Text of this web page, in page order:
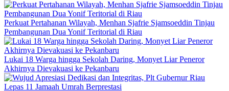
Perkuat Pertahanan Wilayah, Menhan Sjafrie Sjamsoeddin Tinjau
Pembangunan Dua Yonif Teritorial di Riau
Lukai 18 Warga hingga Sekolah Daring, Monyet Liar Peneror
Akhirnya Dievakuasi ke Pekanbaru